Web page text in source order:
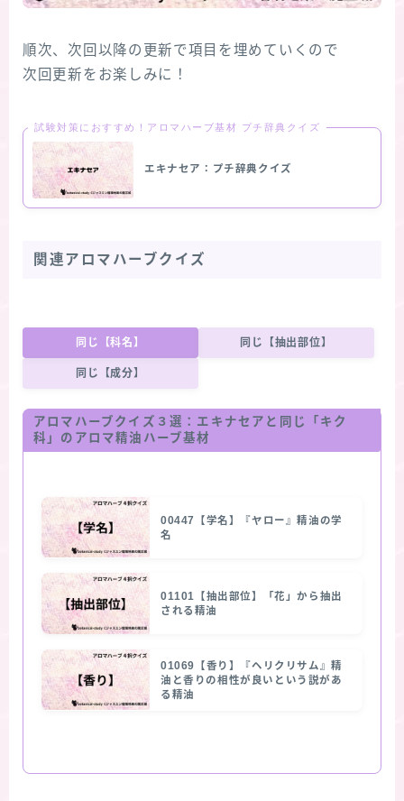
順次、次回以降の更新で項目を埋めていくので
次回更新をお楽しみに！
試験対策におすすめ！アロマハーブ基材 プチ辞典クイズ
エキナセア：プチ辞典クイズ
関連アロマハーブクイズ
同じ【科名】 同じ【抽出部位】
同じ【成分】
アロマハーブクイズ３選：エキナセアと同じ「キク
科」のアロマ精油ハーブ基材
00447【学名】『ヤロー』精油の学
名
01101【抽出部位】「花」から抽出
される精油
01069【香り】『ヘリクリサム』精
油と香りの相性が良いという説があ
る精油